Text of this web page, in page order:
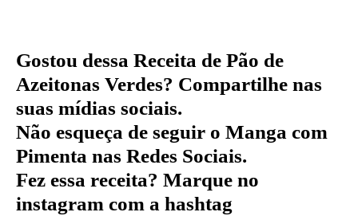
Gostou dessa Receita de Pão de
Azeitonas Verdes? Compartilhe nas
suas mídias sociais.
Não esqueça de seguir o Manga com
Pimenta nas Redes Sociais.
Fez essa receita? Marque no
instagram com a hashtag